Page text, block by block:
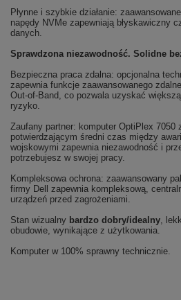
Płynne i szybkie działanie:
napędy NVMe zapewniają błyskawiczny
danych.
Sprawdzona niezawodność. Solidne
Bezpieczna praca zdalna: opcjonalna
zapewnia funkcje zaawansowanego
Out-of-Band, co pozwala uzyskać
ryzyko.
Zaufany partner: komputer OptiPlex 7050
potwierdzającym średni czas między
wojskowymi zapewnia niezawodność i
potrzebujesz w swojej pracy.
Kompleksowa ochrona: zaawansowany
firmy Dell zapewnia kompleksową,
urządzeń przed zagrożeniami.
Stan wizualny bardzo dobry/idealny,
obudowie, wynikające z użytkowania.
Komputer w 100% sprawny technicznie.